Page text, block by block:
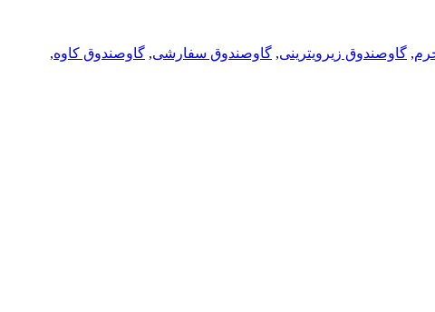
, گاوصندوق زیرویترینی, گاوصندوق سفارشی, گاوصندوق کاوه,